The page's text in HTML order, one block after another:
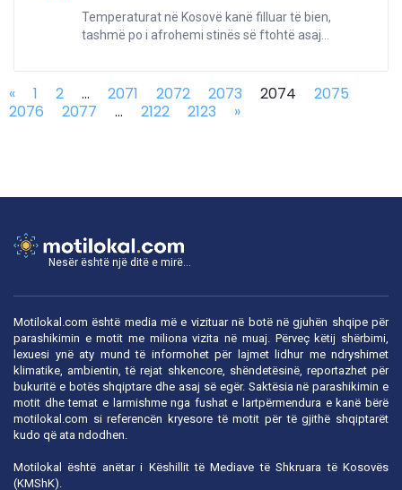
Temperaturat në Kosovë kanë filluar të bien,
tashmë po i afrohemi stinës së ftohtë asaj...
« 1 2 ... 2071 2072 2073 2074
2075
2076
2077 ... 2122 2123 »
Nesër është një ditë e mirë...
Motilokal.com është media më e vizituar në botë në gjuhën shqipe për
parashikimin e motit me miliona vizita në muaj. Përveç këtij shërbimi,
lexuesi ynë aty mund të informohet për lajmet lidhur me ndryshimet
klimatike, ambientin, të rejat shkencore, shëndetësinë, reportazhet për
bukuritë e botës shqiptare dhe asaj së egër. Saktësia në parashikimin e
motit dhe temat e larmishme nga fushat e lartpërmendura e kanë bërë
motilokal.com si referencën kryesore të motit për të gjithë shqiptarët
kudo që ata ndodhen.
Motilokal është anëtar i Këshillit të Mediave të Shkruara të Kosovës
(KMShK).